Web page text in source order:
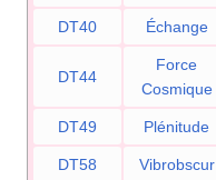
DT40 Échange
DT44
Force
Cosmique
DT49 Plénitude
DT58 Vibrobscur